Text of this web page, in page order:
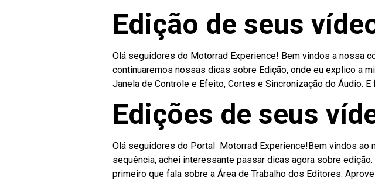
Edição de seus
Olá seguidores do Motorrad Experience! Bem vindos a nossa
continuaremos nossas dicas sobre Edição, onde eu explico a
Janela de Controle e Efeito, Cortes e Sincronização do Áudio.
Edições de seus
Olá seguidores do Portal Motorrad Experience!Bem vindos ao
sequência, achei interessante passar dicas agora sobre
primeiro que fala sobre a Área de Trabalho dos Editores.